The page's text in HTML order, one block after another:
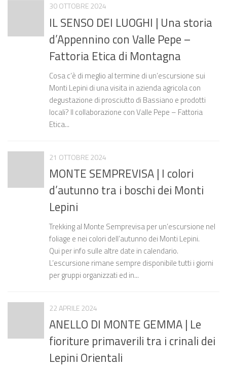
30 OTTOBRE 2024
IL SENSO DEI LUOGHI | Una storia
d’Appennino con Valle Pepe –
Fattoria Etica di Montagna
Cosa c’è di meglio al termine di un’escursione sui
Monti Lepini di una visita in azienda agricola con
degustazione di prosciutto di Bassiano e prodotti
locali? Il collaborazione con Valle Pepe – Fattoria
Etica...
21 OTTOBRE 2024
MONTE SEMPREVISA | I colori
d’autunno tra i boschi dei Monti
Lepini
Trekking al Monte Semprevisa per un’escursione nel
foliage e nei colori dell’autunno dei Monti Lepini.
Qui per info sulle altre date in calendario.
L’escursione rimane sempre disponibile tutti i giorni
per gruppi organizzati ed in...
22 APRILE 2024
ANELLO DI MONTE GEMMA | Le
fioriture primaverili tra i crinali dei
Lepini Orientali